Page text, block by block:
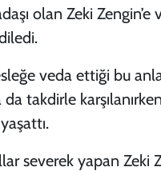
olan Zeki Zengin’e
veda ettiği bu
takdirle
severek yapan Zeki